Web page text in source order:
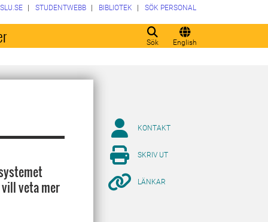
Sök English
SLU.SE STUDENTWEBB BIBLIOTEK SÖK PERSONAL
veta mer
KONTAKT
SKRIV UT
LÄNKAR